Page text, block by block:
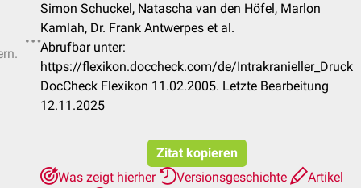
Simon Schuckel, Natascha van den Höfel, Marlon
Kamlah, Dr. Frank Antwerpes et al.
Abrufbar unter:
https://flexikon.doccheck.com/de/Intrakranieller_Druck
DocCheck Flexikon 11.02.2005. Letzte Bearbeitung
12.11.2025
Zitat kopieren
Was zeigt hierher
Versionsgeschichte
Artikel